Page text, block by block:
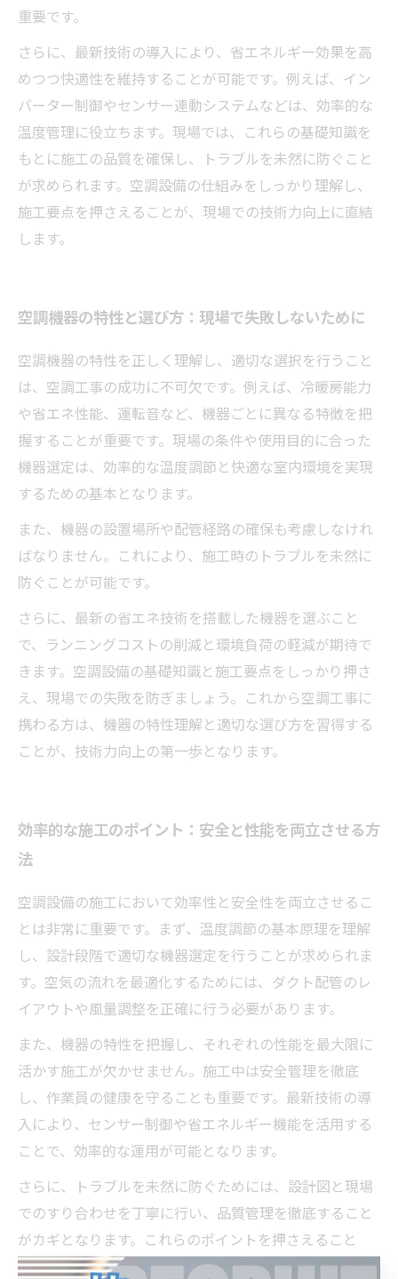
重要です。
さらに、最新技術の導入により、省エネルギー効果を高
めつつ快適性を維持することが可能です。例えば、イン
バーター制御やセンサー連動システムなどは、効率的な
温度管理に役立ちます。現場では、これらの基礎知識を
もとに施工の品質を確保し、トラブルを未然に防ぐこと
が求められます。空調設備の仕組みをしっかり理解し、
施工要点を押さえることが、現場での技術力向上に直結
します。
空調機器の特性と選び方：現場で失敗しないために
空調機器の特性を正しく理解し、適切な選択を行うこと
は、空調工事の成功に不可欠です。例えば、冷暖房能力
や省エネ性能、運転音など、機器ごとに異なる特徴を把
握することが重要です。現場の条件や使用目的に合った
機器選定は、効率的な温度調節と快適な室内環境を実現
するための基本となります。
また、機器の設置場所や配管経路の確保も考慮しなけれ
ばなりません。これにより、施工時のトラブルを未然に
防ぐことが可能です。
さらに、最新の省エネ技術を搭載した機器を選ぶこと
で、ランニングコストの削減と環境負荷の軽減が期待で
きます。空調設備の基礎知識と施工要点をしっかり押さ
え、現場での失敗を防ぎましょう。これから空調工事に
携わる方は、機器の特性理解と適切な選び方を習得する
ことが、技術力向上の第一歩となります。
効率的な施工のポイント：安全と性能を両立させる方
法
空調設備の施工において効率性と安全性を両立させるこ
とは非常に重要です。まず、温度調節の基本原理を理解
し、設計段階で適切な機器選定を行うことが求められま
す。空気の流れを最適化するためには、ダクト配管のレ
イアウトや風量調整を正確に行う必要があります。
また、機器の特性を把握し、それぞれの性能を最大限に
活かす施工が欠かせません。施工中は安全管理を徹底
し、作業員の健康を守ることも重要です。最新技術の導
入により、センサー制御や省エネルギー機能を活用する
ことで、効率的な運用が可能となります。
さらに、トラブルを未然に防ぐためには、設計図と現場
でのすり合わせを丁寧に行い、品質管理を徹底すること
がカギとなります。これらのポイントを押さえること
で、快適で安全な空調環境を提供できる施工を実現でき